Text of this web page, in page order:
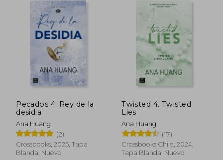
50%
dcto.
50%
dcto.
Pecados 4. Rey de la
desidia
Ana Huang
(2)
Crossbooks, 2025, Tapa
Blanda, Nuevo
Twisted 4. Twisted
Lies
Ana Huang
(17)
Crossbooks Chile, 2024,
Tapa Blanda, Nuevo